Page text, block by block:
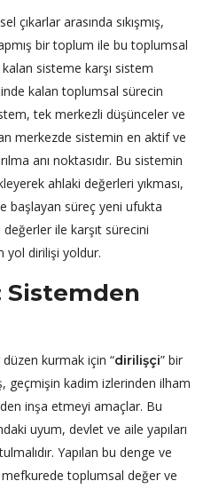
çıkarlar arasında sıkışmış,
bir toplum ile bu toplumsal
sisteme karşı sistem
kalan toplumsal sürecin
tek merkezli düşünceler ve
merkezde sistemin en aktif ve
anı noktasıdır. Bu sistemin
ahlaki değerleri yıkması,
başlayan süreç yeni ufukta
ile karşıt sürecini
yol dirilişi yoldur.
Sistemden
kurmak için “dirilişçi” bir
geçmişin kadim izlerinden ilham
inşa etmeyi amaçlar. Bu
uyum, devlet ve aile yapıları
Yapılan bu denge ve
mefkurede toplumsal değer ve